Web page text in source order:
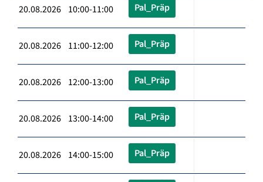
20.08.2026 10:00-11:00 Pal_Präp
20.08.2026 11:00-12:00 Pal_Präp
20.08.2026 12:00-13:00 Pal_Präp
20.08.2026 13:00-14:00 Pal_Präp
20.08.2026 14:00-15:00 Pal_Präp